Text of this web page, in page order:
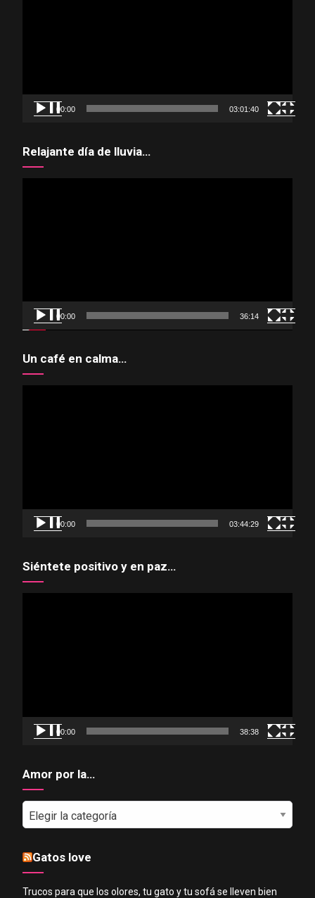
00:00 03:01:40
Relajante día de lluvia…
00:00 36:14
Un café en calma…
00:00 03:44:29
Siéntete positivo y en paz…
00:00 38:38
Amor por la…
por
Gatos love
Trucos para que los olores, tu gato y tu sofá se lleven bien